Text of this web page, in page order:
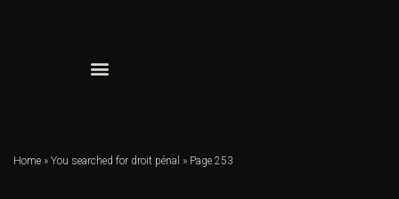
Home » You searched for droit pénal » Page 253